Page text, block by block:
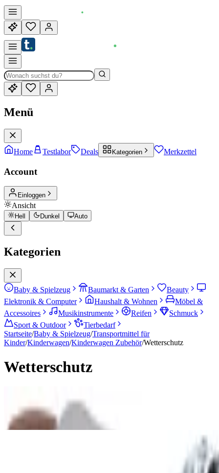
Menü
Home Testlabor Deals Kategorien Merkzettel
Account
Einloggen
Ansicht
Hell Dunkel Auto
Kategorien
Baby & Spielzeug Baumarkt & Garten
Beauty
Elektronik & Computer
Haushalt & Wohnen
Möbel &
Accessoires
Musikinstrumente Reifen
Schmuck
Sport & Outdoor
Tierbedarf
Startseite/Baby & Spielzeug/Transportmittel für
Kinder/Kinderwagen/Kinderwagen Zubehör/Wetterschutz
Wetterschutz